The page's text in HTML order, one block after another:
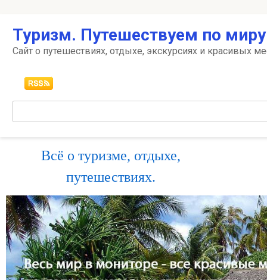
контенту
Туризм. Путешествуем по
Сайт о путешествиях, отдыхе, экскурсиях и красивых
Всё о туризме, отдыхе,
путешествиях.